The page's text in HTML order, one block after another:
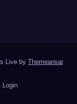
Live by Themeansar.
Login